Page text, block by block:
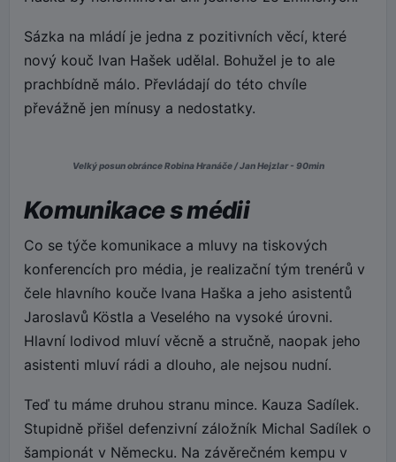
Sázka na mládí je jedna z pozitivních věcí, které
nový kouč Ivan Hašek udělal. Bohužel je to ale
prachbídně málo. Převládají do této chvíle
převážně jen mínusy a nedostatky.
Velký posun obránce Robina Hranáče / Jan Hejzlar - 90min
Komunikace s médii
Co se týče komunikace a mluvy na tiskových
konferencích pro média, je realizační tým trenérů v
čele hlavního kouče Ivana Haška a jeho asistentů
Jaroslavů Köstla a Veselého na vysoké úrovni.
Hlavní lodivod mluví věcně a stručně, naopak jeho
asistenti mluví rádi a dlouho, ale nejsou nudní.
Teď tu máme druhou stranu mince. Kauza Sadílek.
Stupidně přišel defenzivní záložník Michal Sadílek o
šampionát v Německu. Na závěrečném kempu v